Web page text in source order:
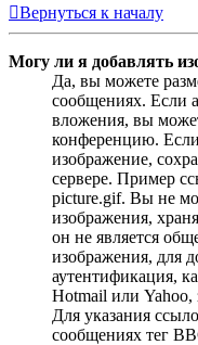
Вернуться к началу
Могу ли я добавлять
Да, вы можете
сообщениях. Если
вложения, вы
конференцию.
изображение,
сервере. Пример
picture.gif. Вы не
изображения,
он не является
изображения, для
аутентификация,
Hotmail или
Для указания
сообщениях тег